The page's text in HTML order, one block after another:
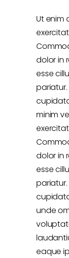
Ut enim
dolor in
esse
minim
dolor in
esse
unde
eaque